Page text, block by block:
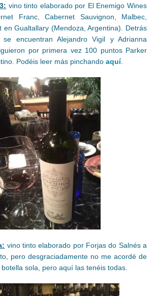
vino tinto elaborado por El Enemigo Wines
Franc, Cabernet Sauvignon, Malbec,
en Gualtallary (Mendoza, Argentina). Detrás
encuentran Alejandro Vigil y Adrianna
por primera vez 100 puntos Parker
Podéis leer más pinchando aquí.
vino tinto elaborado por Forjas do Salnés a
pero desgraciadamente no me acordé de
sola, pero aquí las tenéis todas.